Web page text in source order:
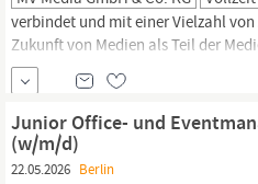
verbindet und mit einer Vielzahl
Zukunft von Medien als Teil der
gestaltet. Wir suchen in Rostock für
unbefristet einen
Services (d/m/w). Für deine Story
Ganzheitliches Eventmanagement:
Junior Office- und
(w/m/d)
22.05.2026 Berlin